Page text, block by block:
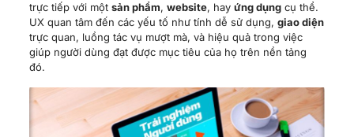
trực tiếp với một sản phẩm, website, hay ứng dụngcụ thể.
UX quan tâm đến các yếu tố như tính dễ sử dụng, giao diện
trực quan, luồng tác vụ mượt mà, và hiệu quả trong việc
giúp người dùng đạt được mục tiêu của họ trên nền tảng
đó.